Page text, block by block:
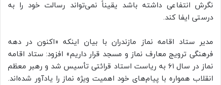
نگرش انتفاعی داشته باشد یقیناً نمی‌تواند رسالت خود را به
درستی ایفا کند.
مدیر ستاد اقامه نماز مازندران با بیان اینکه «اکنون در دهه
فرهنگی ترویج معارف نماز و مسجد قرار داریم» افزود: ستاد اقامه
نماز در سال ۶۱ به ریاست استاد قرائتی تأسیس شد و رهبر معظم
انقلاب همواره با پیام‌های خود اهمیت ویژه نماز را یادآور شده‌اند.